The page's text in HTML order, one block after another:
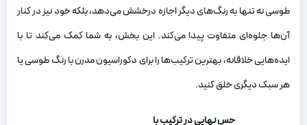
طوسی نه تنها به رنگ‌های دیگر اجازه درخشش می‌دهد، بلکه خود نیز در کنار
آن‌ها جلوه‌ای متفاوت پیدا می‌کند. این بخش، به شما کمک می‌کند تا با
ایده‌هایی خلاقانه، بهترین ترکیب‌ها را برای دکوراسیون مدرن با رنگ طوسی یا
هر سبک دیگری خلق کنید.
حس نهایی در ترکیب با